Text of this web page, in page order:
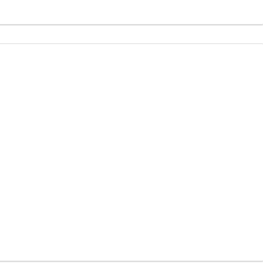
ainsi que d’un garage de 20 m². Les matériaux et
immatriculé au RSAC de Toulouse sous le numéro